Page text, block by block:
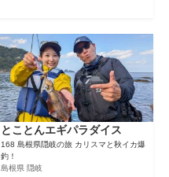
とことんエギパラダイス
168 島根県隠岐の旅 カリスマと秋イカ爆
釣！
島根県 隠岐